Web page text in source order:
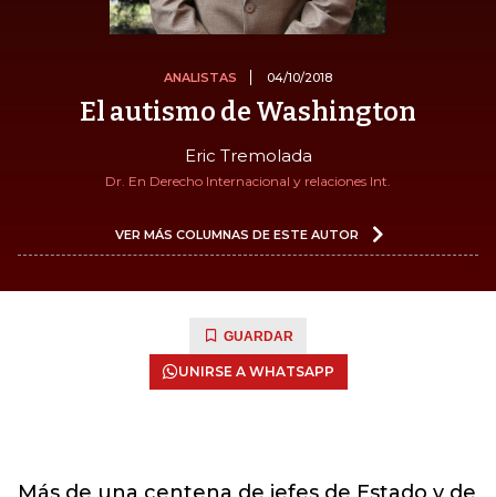
ANALISTAS 04/10/2018
El autismo de Washington
Eric Tremolada
Dr. En Derecho Internacional y relaciones Int.
VER MÁS COLUMNAS DE ESTE AUTOR
GUARDAR
UNIRSE A WHATSAPP